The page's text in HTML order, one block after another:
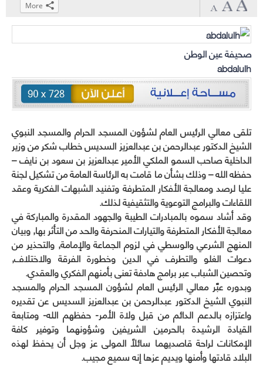
صحيفة عين الوطن
abdalulh
تلقى معالي الرئيس العام لشؤون المسجد الحرام والمسجد النبوي
الشيخ الدكتور عبدالرحمن بن عبدالعزيز السديس خطاب شكر من وزير
الداخلية صاحب السمو الملكي الأمير عبدالعزيز بن سعود بن نايف –
حفظه الله – وذلك بشأن ما قامت به الرئاسة العامة من تشكيل لجنة
عليا لرصد ومعالجة الأفكار المتطرفة وتفنيد الشبهات الفكرية وعقد
اللقاءات والبرامج التوعوية والتثقيفية لذلك.
وقد أشاد سموه بالمبادرات الطيبة والجهود المقدرة والمباركة في
معالجة الأفكار المتطرفة والتيارات المنحرفة والحد من التأثر بها, وبيان
المنهج الشرعي والوسطي في لزوم الجماعة والإمامة, والتحذير من
دعوات الغلو والتطرف في الدين وخطورة الفرقة والاختلاف,
وتحصين الشباب عبر برامج هادفة تعنى بأمنهم الفكري والعقدي.
وبدوره عبَّر معالي الرئيس العام لشؤون المسجد الحرام والمسجد
النبوي الشيخ الدكتور عبدالرحمن بن عبدالعزيز السديس عن تقديره
واعتزازه بالدعم الدائم من قبل ولاة الأمر- حفظهم الله- ومتابعة
القيادة الرشيدة بالحرمين الشريفين وشؤونهما وتوفير كافة
الإمكانات لراحة قاصديهما سائلاً المولى عز وجل أن يحفظ لهذه
البلاد قادتها وأمنها ويديم عزها إنه سميع مجيب.
to
share
(Opens
in
new
window)
to
share
(Opens
in
new
window)
to
share
(Opens
in
new
window)
Click
to
share
(Opens
in
new
window)
More